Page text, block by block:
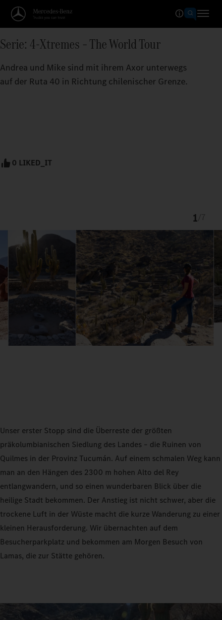
Serie: 4-Xtremes – The World Tour
Andrea und Mike sind mit ihrem Axor unterwegs
auf der Ruta 40 in Richtung chilenischer Grenze.
0 LIKED_IT
1
Unser erster Stopp sind die Überreste der größten
präkolumbianischen Siedlung des Landes – die Ruinen von
Quilmes in der Provinz Tucumán. Auf einem schmalen Weg kann
man an den Hängen des 2300 m hohen Alto del Rey
entlangwandern, und so einen wunderbaren Blick über die
heilige Stadt bekommen. Der Anstieg ist nicht schwer, aber die
trockene Luft in der Wüste macht die kurze Wanderung zu einer
kleinen Herausforderung. Wir übernachten auf dem
Besucherparkplatz und bekommen am Morgen Besuch von
Lamas, die zur Stätte gehören.